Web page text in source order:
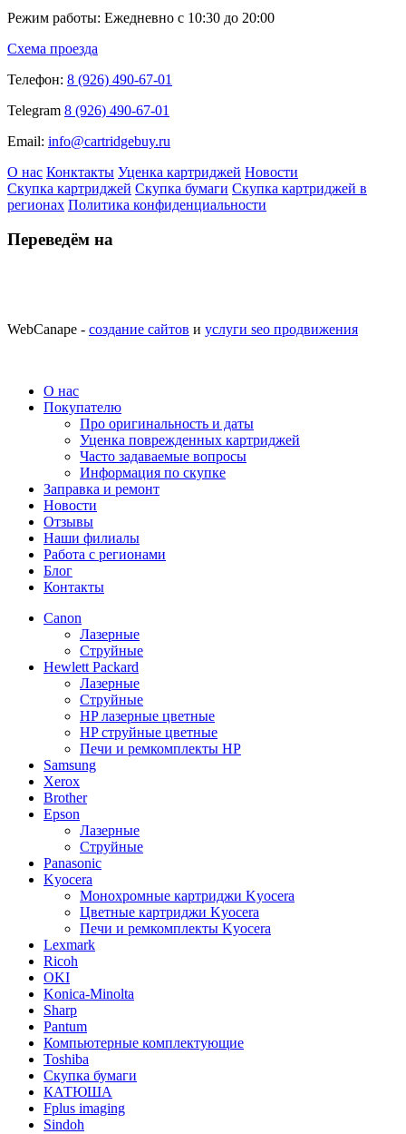
Режим работы: Ежедневно с 10:30 до 20:00
Схема проезда
Телефон: 8 (926) 490-67-01
Telegram 8 (926) 490-67-01
Email: info@cartridgebuy.ru
О нас Конктакты Уценка картриджей Новости
Скупка картриджей Скупка бумаги Скупка картриджей в
регионах Политика конфиденциальности
Переведём на
WebCanape - создание сайтов и услуги seo продвижения
О нас
Покупателю
Про оригинальность и даты
Уценка поврежденных картриджей
Часто задаваемые вопросы
Информация по скупке
Заправка и ремонт
Новости
Отзывы
Наши филиалы
Работа с регионами
Блог
Контакты
Canon
Лазерные
Струйные
Hewlett Packard
Лазерные
Струйные
HP лазерные цветные
HP струйные цветные
Печи и ремкомплекты HP
Samsung
Xerox
Brother
Epson
Лазерные
Струйные
Panasonic
Kyocera
Монохромные картриджи Kyocera
Цветные картриджи Kyocera
Печи и ремкомплекты Kyocera
Lexmark
Ricoh
OKI
Konica-Minolta
Sharp
Pantum
Компьютерные комплектующие
Toshiba
Скупка бумаги
КАТЮША
Fplus imaging
Sindoh